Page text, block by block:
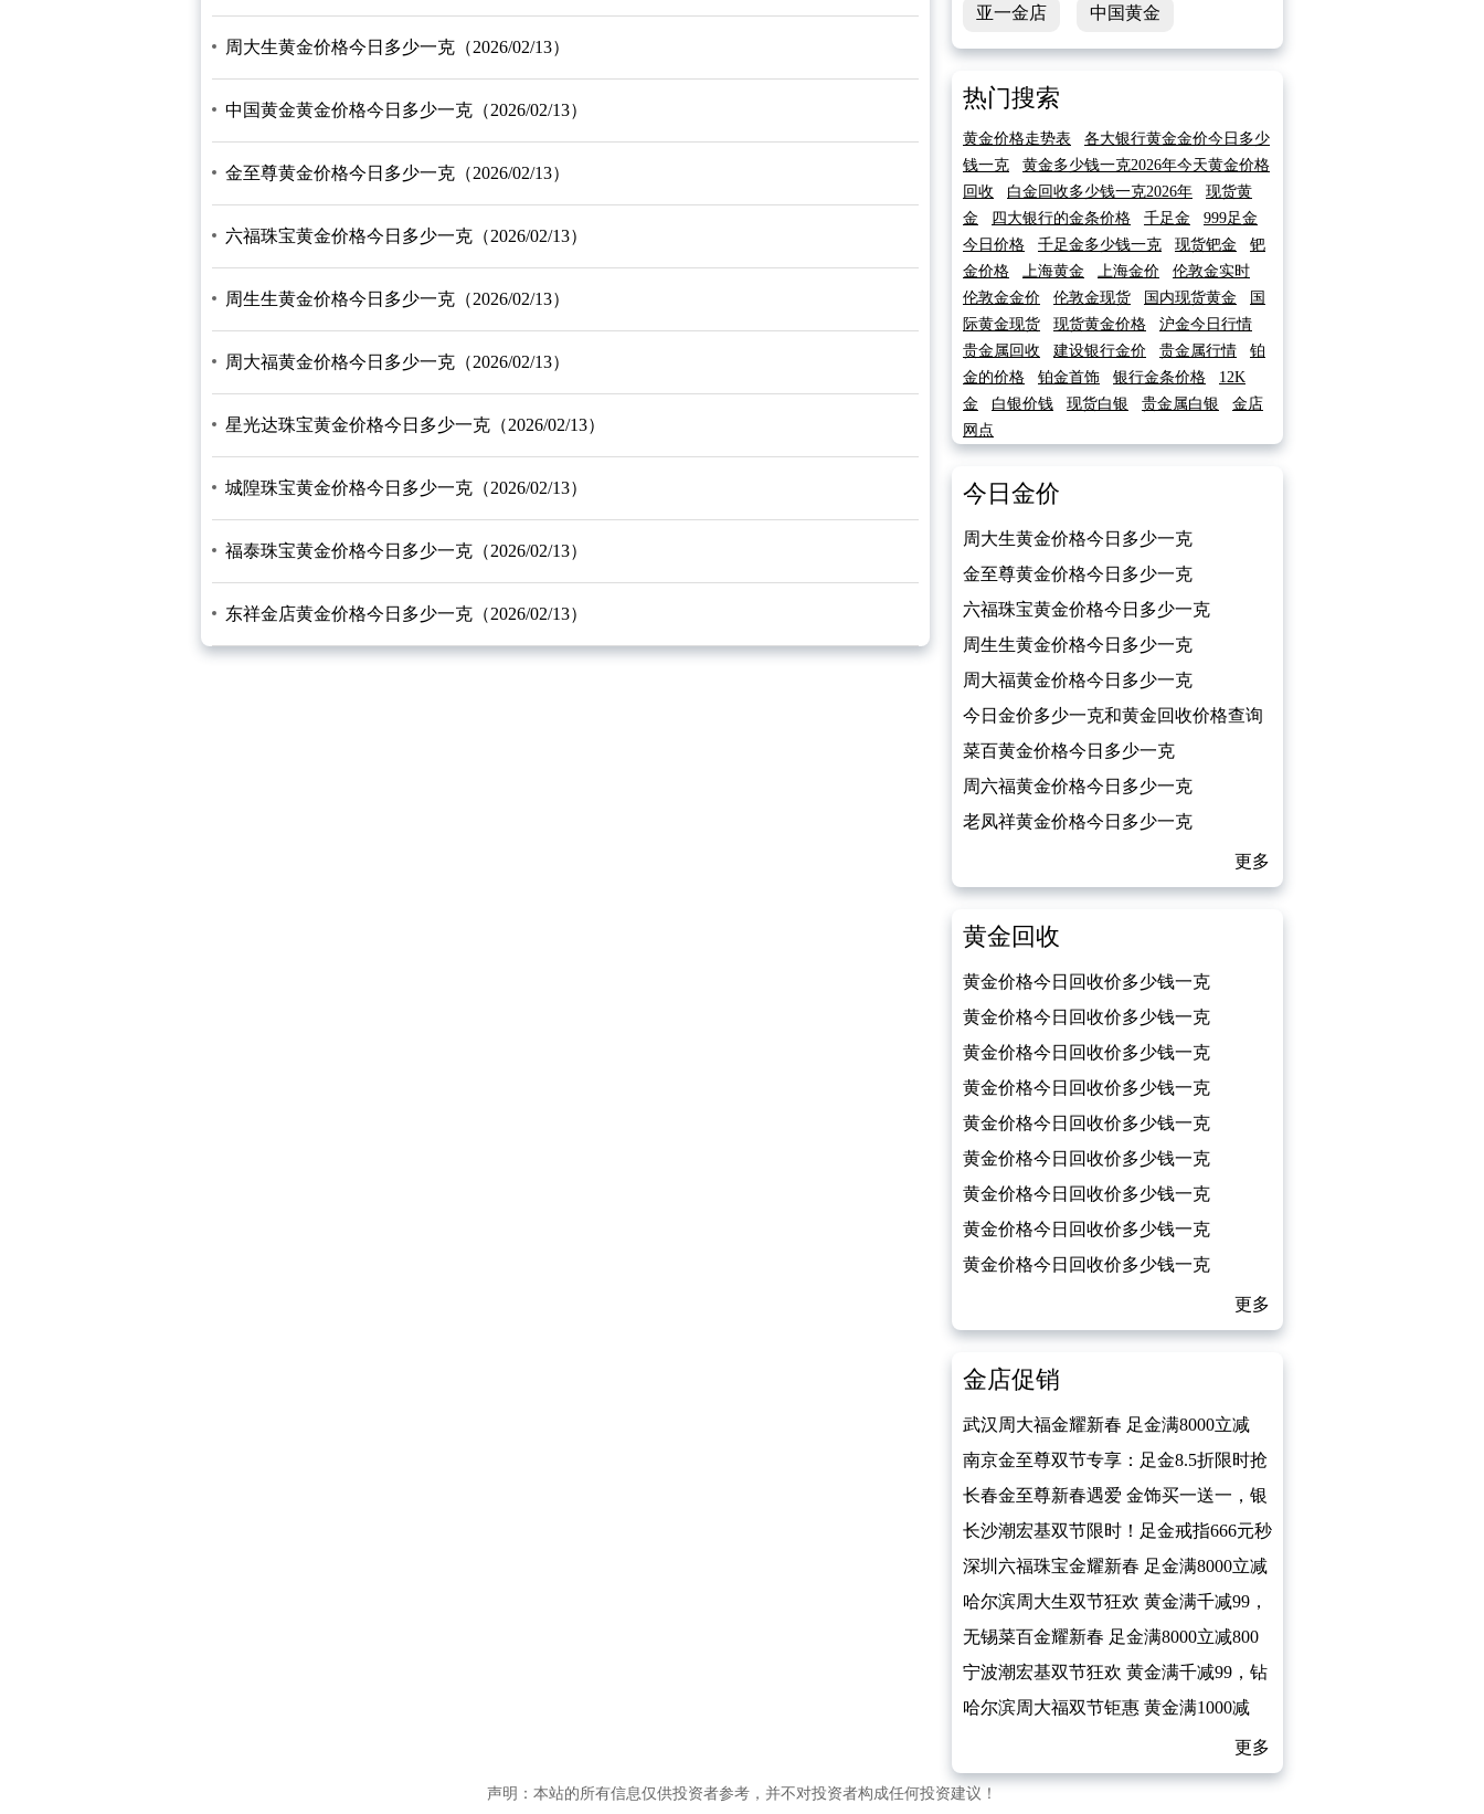
周大生黄金价格今日多少一克（2026/02/13）
中国黄金黄金价格今日多少一克（2026/02/13）
金至尊黄金价格今日多少一克（2026/02/13）
六福珠宝黄金价格今日多少一克（2026/02/13）
周生生黄金价格今日多少一克（2026/02/13）
周大福黄金价格今日多少一克（2026/02/13）
星光达珠宝黄金价格今日多少一克（2026/02/13）
城隍珠宝黄金价格今日多少一克（2026/02/13）
福泰珠宝黄金价格今日多少一克（2026/02/13）
东祥金店黄金价格今日多少一克（2026/02/13）
亚一金店 中国黄金
热门搜索
黄金价格走势表
各大银行黄金金价今日多少
钱一克
黄金多少钱一克2026年今天黄金价格
回收
白金回收多少钱一克2026年
现货黄
金
四大银行的金条价格 千足金
999足金
今日价格
千足金多少钱一克 现货钯金
钯
金价格
上海黄金 上海金价
伦敦金实时
伦敦金金价
伦敦金现货 国内现货黄金
国
际黄金现货
现货黄金价格
沪金今日行情
贵金属回收
建设银行金价 贵金属行情
铂
金的价格
铂金首饰 银行金条价格
12K
金
白银价钱 现货白银 贵金属白银
金店
网点
今日金价
周大生黄金价格今日多少一克
（2026/02/13）
金至尊黄金价格今日多少一克
（2026/02/13）
六福珠宝黄金价格今日多少一克
（2026/02/13）
周生生黄金价格今日多少一克
（2026/02/13）
周大福黄金价格今日多少一克
（2026/02/13）
今日金价多少一克和黄金回收价格查询
（2026/02/13）
菜百黄金价格今日多少一克
（2026/02/13）
周六福黄金价格今日多少一克
（2026/02/13）
老凤祥黄金价格今日多少一克
更多
黄金回收
黄金价格今日回收价多少钱一克
（2026/02/13）
黄金价格今日回收价多少钱一克
（2026/02/12）
黄金价格今日回收价多少钱一克
（2026/02/11）
黄金价格今日回收价多少钱一克
（2026/02/10）
黄金价格今日回收价多少钱一克
（2026/02/09）
黄金价格今日回收价多少钱一克
（2026/02/08）
黄金价格今日回收价多少钱一克
（2026/02/07）
黄金价格今日回收价多少钱一克
（2026/02/06）
黄金价格今日回收价多少钱一克
更多
金店促销
武汉周大福金耀新春 足金满8000立减
800
南京金至尊双节专享：足金8.5折限时抢
长春金至尊新春遇爱 金饰买一送一，银
饰免费送
长沙潮宏基双节限时！足金戒指666元秒
杀
深圳六福珠宝金耀新春 足金满8000立减
800
哈尔滨周大生双节狂欢 黄金满千减99，
钻石5折起
无锡菜百金耀新春 足金满8000立减800
宁波潮宏基双节狂欢 黄金满千减99，钻
石5折起
哈尔滨周大福双节钜惠 黄金满1000减
更多
声明：本站的所有信息仅供投资者参考，并不对投资者构成任何投资建议！